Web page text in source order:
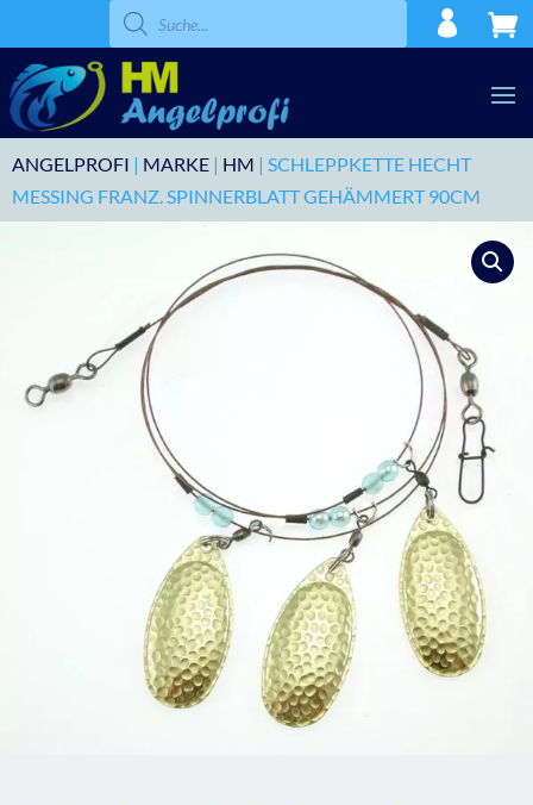
Products
search
ANGELPROFI | MARKE | HM | SCHLEPPKETTE HECHT
MESSING FRANZ. SPINNERBLATT GEHÄMMERT 90CM